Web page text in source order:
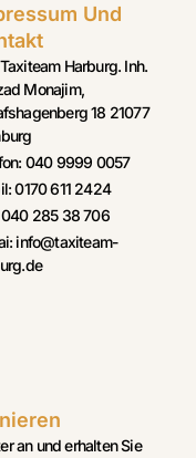
Und
Harburg. Inh.
Monajim,
18 21077
040 9999 0057
0170 611 2424
040 285 38 706
info@taxiteam-
an und erhalten Sie